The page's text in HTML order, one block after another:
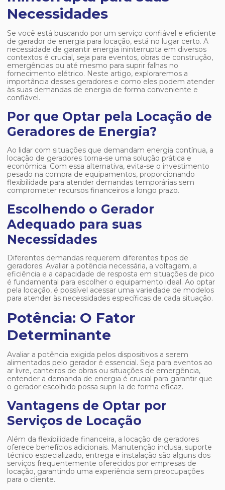
Necessidades
Se você está buscando por um serviço confiável e eficiente
de gerador de energia para locação, está no lugar certo. A
necessidade de garantir energia ininterrupta em diversos
contextos é crucial, seja para eventos, obras de construção,
emergências ou até mesmo para suprir falhas no
fornecimento elétrico. Neste artigo, exploraremos a
importância desses geradores e como eles podem atender
às suas demandas de energia de forma conveniente e
confiável.
Por que Optar pela Locação de
Geradores de Energia?
Ao lidar com situações que demandam energia contínua, a
locação de geradores torna-se uma solução prática e
econômica. Com essa alternativa, evita-se o investimento
pesado na compra de equipamentos, proporcionando
flexibilidade para atender demandas temporárias sem
comprometer recursos financeiros a longo prazo.
Escolhendo o Gerador
Adequado para suas
Necessidades
Diferentes demandas requerem diferentes tipos de
geradores. Avaliar a potência necessária, a voltagem, a
eficiência e a capacidade de resposta em situações de pico
é fundamental para escolher o equipamento ideal. Ao optar
pela locação, é possível acessar uma variedade de modelos
para atender às necessidades específicas de cada situação.
Potência: O Fator
Determinante
Avaliar a potência exigida pelos dispositivos a serem
alimentados pelo gerador é essencial. Seja para eventos ao
ar livre, canteiros de obras ou situações de emergência,
entender a demanda de energia é crucial para garantir que
o gerador escolhido possa supri-la de forma eficaz.
Vantagens de Optar por
Serviços de Locação
Além da flexibilidade financeira, a locação de geradores
oferece benefícios adicionais. Manutenção inclusa, suporte
técnico especializado, entrega e instalação são alguns dos
serviços frequentemente oferecidos por empresas de
locação, garantindo uma experiência sem preocupações
para o cliente.